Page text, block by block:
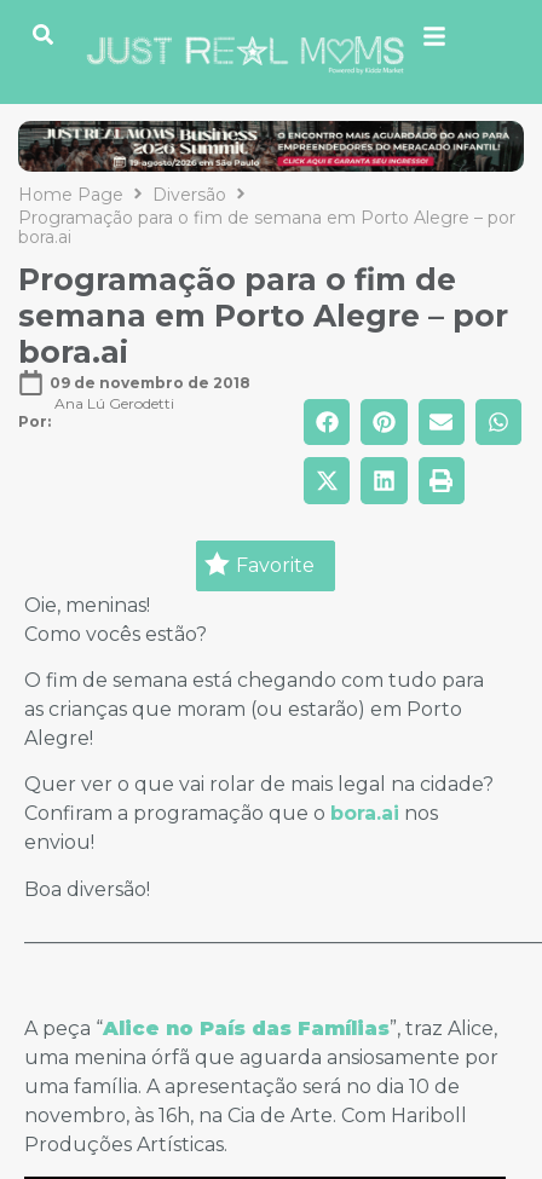
Home Page
Diversão
Programação para o fim de semana em Porto Alegre – por
bora.ai
Programação para o fim de
semana em Porto Alegre – por
bora.ai
09 de novembro de 2018
Por:
Ana Lú Gerodetti
Favorite
Oie, meninas!
Como vocês estão?
O fim de semana está chegando com tudo para
as crianças que moram (ou estarão) em Porto
Alegre!
Quer ver o que vai rolar de mais legal na cidade?
Confiram a programação que o bora.ai nos
enviou!
Boa diversão!
A peça “Alice no País das Famílias”, traz Alice,
uma menina órfã que aguarda ansiosamente por
uma família. A apresentação será no dia 10 de
novembro, às 16h, na Cia de Arte. Com Hariboll
Produções Artísticas.